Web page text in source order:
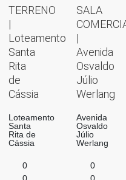
TERRENO
|
Loteamento
Santa
Rita
de
Cássia
Loteamento
Santa
Rita de
Cássia
0
0
SALA
|
Avenida
Osvaldo
Júlio
Werlang
Avenida
Osvaldo
Júlio
Werlang
0
0